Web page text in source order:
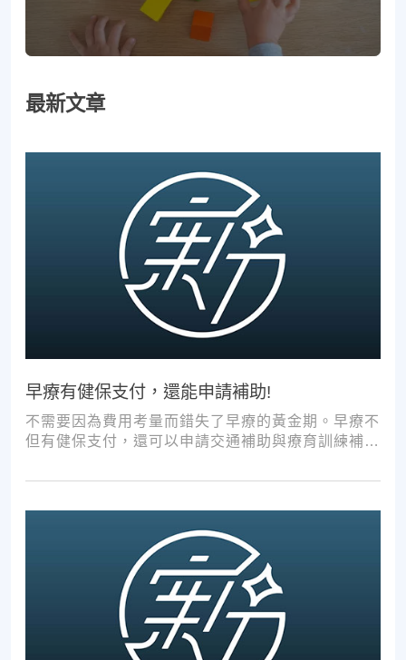
最新文章
早療有健保支付，還能申請補助!
不需要因為費用考量而錯失了早療的黃金期。早療不
但有健保支付，還可以申請交通補助與療育訓練補